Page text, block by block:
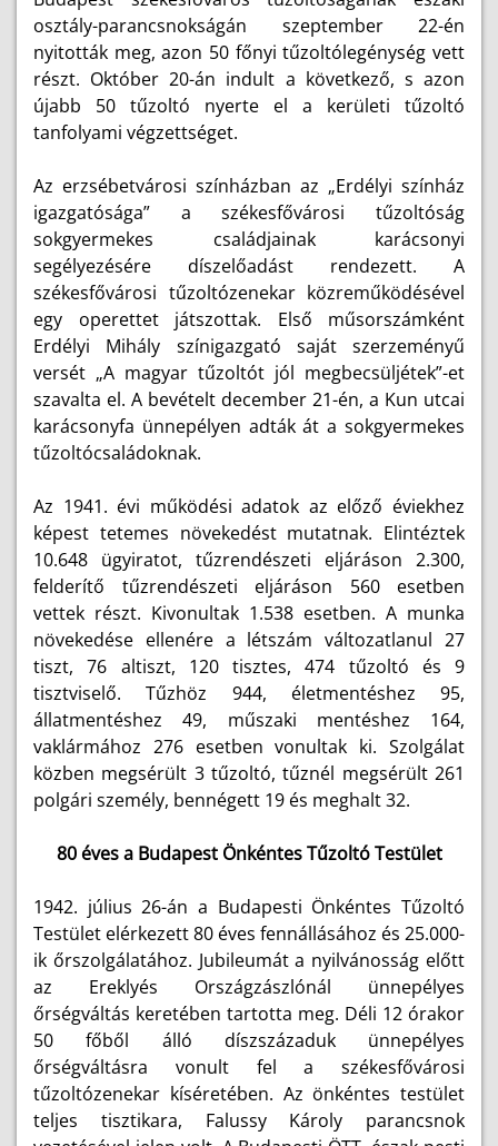
osztály-parancsnokságán szeptember 22-én
nyitották meg, azon 50 főnyi tűzoltólegénység vett
részt. Október 20-án indult a következő, s azon
újabb 50 tűzoltó nyerte el a kerületi tűzoltó
tanfolyami végzettséget.
Az erzsébetvárosi színházban az „Erdélyi színház
igazgatósága” a székesfővárosi tűzoltóság
sokgyermekes családjainak karácsonyi
segélyezésére díszelőadást rendezett. A
székesfővárosi tűzoltózenekar közreműködésével
egy operettet játszottak. Első műsorszámként
Erdélyi Mihály színigazgató saját szerzeményű
versét „A magyar tűzoltót jól megbecsüljétek”-et
szavalta el. A bevételt december 21-én, a Kun utcai
karácsonyfa ünnepélyen adták át a sokgyermekes
tűzoltócsaládoknak.
Az 1941. évi működési adatok az előző éviekhez
képest tetemes növekedést mutatnak. Elintéztek
10.648 ügyiratot, tűzrendészeti eljáráson 2.300,
felderítő tűzrendészeti eljáráson 560 esetben
vettek részt. Kivonultak 1.538 esetben. A munka
növekedése ellenére a létszám változatlanul 27
tiszt, 76 altiszt, 120 tisztes, 474 tűzoltó és 9
tisztviselő. Tűzhöz 944, életmentéshez 95,
állatmentéshez 49, műszaki mentéshez 164,
vaklármához 276 esetben vonultak ki. Szolgálat
közben megsérült 3 tűzoltó, tűznél megsérült 261
polgári személy, bennégett 19 és meghalt 32.
80 éves a Budapest Önkéntes Tűzoltó Testület
1942. július 26-án a Budapesti Önkéntes Tűzoltó
Testület elérkezett 80 éves fennállásához és 25.000-
ik őrszolgálatához. Jubileumát a nyilvánosság előtt
az Ereklyés Országzászlónál ünnepélyes
őrségváltás keretében tartotta meg. Déli 12 órakor
50 főből álló díszszázaduk ünnepélyes
őrségváltásra vonult fel a székesfővárosi
tűzoltózenekar kíséretében. Az önkéntes testület
teljes tisztikara, Falussy Károly parancsnok